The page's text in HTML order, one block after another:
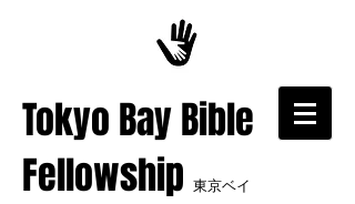
​Tokyo Bay Bible
Fellowship 東京ベイ